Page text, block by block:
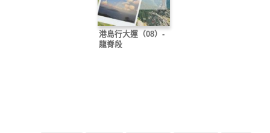
港島行大運（08）-
龍脊段